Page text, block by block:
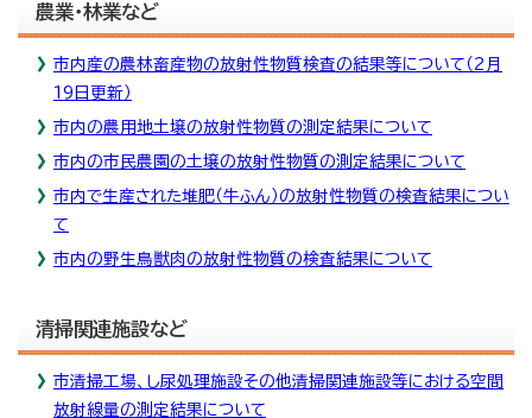
農業・林業など
市内産の農林畜産物の放射性物質検査の結果等について（2月
19日更新）
市内の農用地土壌の放射性物質の測定結果について
市内の市民農園の土壌の放射性物質の測定結果について
市内で生産された堆肥（牛ふん）の放射性物質の検査結果につい
て
市内の野生鳥獣肉の放射性物質の検査結果について
清掃関連施設など
市清掃工場、し尿処理施設その他清掃関連施設等における空間
放射線量の測定結果について